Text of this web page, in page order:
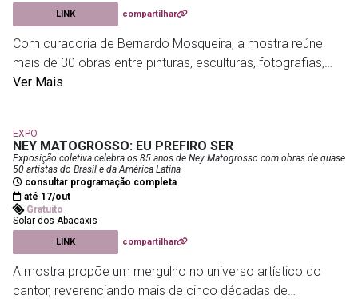
Paço Imperial- Praça XV - Centro
LINK compartilhar
Com curadoria de Bernardo Mosqueira, a mostra reúne
mais de 30 obras entre pinturas, esculturas, fotografias,
vídeos, instalações e trabalhos. A exposição propõe uma
diálogo artistas consagrados e jovens talentos ligados ao
Rio de Janeiro. Integrando as comemorações pelos 50
anos de trajetória da galerista Nara Roesler, a mostra
convida o público a experimentar diferentes percepções
do tempo por meio da arte contemporânea.
Abraham Palatnik, Angelo Venosa, Antonio Dias, Brígida
Baltar, Carlito Carvalhosa, Daniel Senise, Hélio Oiticica
Marcos Chaves e Vik Muniz, entre outros.
Ver Mais
EXPO
NEY MATOGROSSO: EU PREFIRO SER
Exposição coletiva celebra os 85 anos de Ney Matogrosso com obras de quase
50 artistas do Brasil e da América Latina
consultar programação completa
até 17/out
Gratuito
Solar dos Abacaxis
LINK compartilhar
A mostra propõe um mergulho no universo artístico do
cantor, reverenciando mais de cinco décadas de